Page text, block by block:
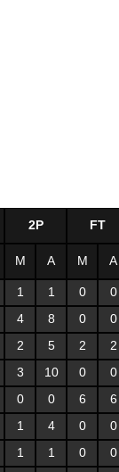
2P FT
M A M A
1 1 0
0
4 8 0
0
2 5 2
2
3 10 0
0
0 0 6
6
1 4 0
0
1 1 0
0